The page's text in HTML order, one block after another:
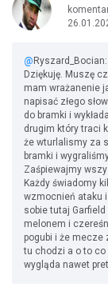
@ Ryszard_Bocian:
Dziękuję. Muszę
mam wrażanenie
napisać złego
do bramki i
drugim który traci
że wturlalismy za
bramki i
Zaśpiewajmy
Każdy świadomy
wzmocnień ataku
sobie tutaj
melonem i
pogubi i że mecze
tu chodzi a o to co
wygląda nawet